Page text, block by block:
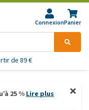
ConnexionPanier
de 89 €
25 % Lire plus